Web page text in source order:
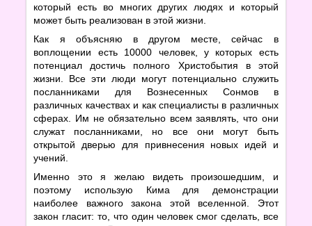
который есть во многих других людях и который
может быть реализован в этой жизни.
Как я объясняю в другом месте, сейчас в
воплощении есть 10000 человек, у которых есть
потенциал достичь полного Христобытия в этой
жизни. Все эти люди могут потенциально служить
посланниками для Вознесенных Сонмов в
различных качествах и как специалисты в различных
сферах. Им не обязательно всем заявлять, что они
служат посланниками, но все они могут быть
открытой дверью для привнесения новых идей и
учений.
Именно это я желаю видеть произошедшим, и
поэтому использую Кима для демонстрации
наиболее важного закона этой вселенной. Этот
закон гласит: то, что один человек смог сделать, все